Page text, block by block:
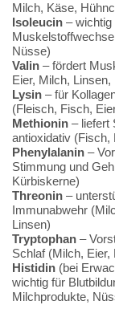
Milch, Käse,
Isoleucin – wichtig
Nüsse)
Valin – fördert
Eier, Milch, Linsen,
Lysin – für
(Fleisch, Fisch,
Methionin – liefert
antioxidativ (Fisch,
Phenylalanin –
Stimmung und
Kürbiskerne)
Threonin –
Immunabwehr
Linsen)
Tryptophan –
Schlaf (Milch, Eier,
Histidin (bei
wichtig für
Milchprodukte,